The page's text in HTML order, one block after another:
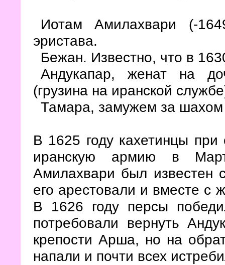
Иотам Амилахвари (-
эристава.
Бежан. Известно, что в
Андукапар, женат на
(грузина на иранской
Тамара, замужем за
В 1625 году кахетинцы при
иранскую армию в
Амилахвари был известен
его арестовали и вместе с
В 1626 году персы
потребовали вернуть
крепости Арша, но на
напали и почти всех